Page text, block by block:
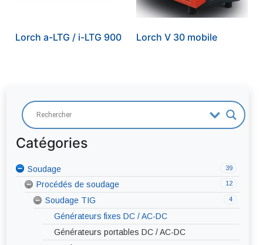
Catégories
39
Soudage
12
Procédés de soudage
Coupage plasma
4
Soudage MIG-MAG
Générateurs fixes
Générateurs portables
Torches MIG-MAG
4
Soudage TIG
Générateurs fixes DC / AC-DC
Générateurs portables DC / AC-DC
Lorch a-LTG / i-LTG 900 Lorch V 30 mobile